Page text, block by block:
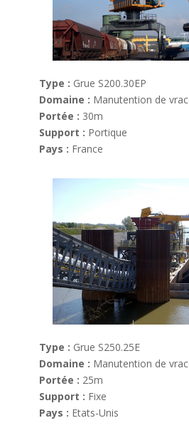
Type : Grue S200.30EP
Domaine : Manutention de vrac
Portée : 30m
Support : Portique
Pays : France
Type : Grue S250.25E
Domaine : Manutention de vrac
Portée : 25m
Support : Fixe
Pays : Etats-Unis